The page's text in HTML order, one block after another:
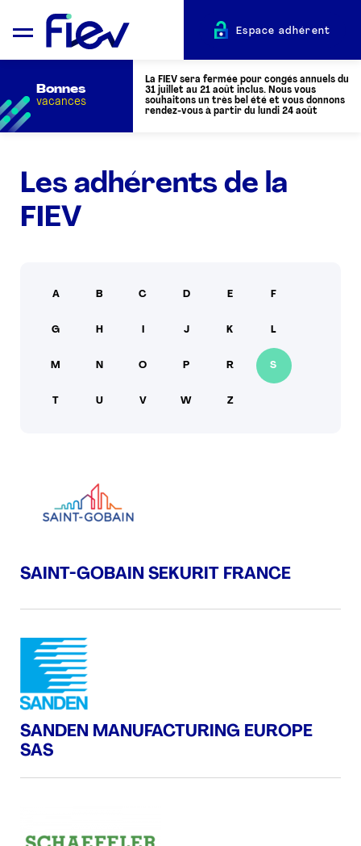
QUI SOMMES-NOUS ?
L’AUTOMOTIVE
PRESSE
Espace adhérent
Bonnes
vacances
La FIEV sera fermée pour congés annuels du
31 juillet au 21 août inclus. Nous vous
souhaitons un très bel été et vous donnons
rendez-vous à partir du lundi 24 août
Les adhérents de la
FIEV
A B C D E F
G H J K L
M N O P R S
T U V W Z
SAINT-GOBAIN SEKURIT FRANCE
SANDEN MANUFACTURING EUROPE
SAS